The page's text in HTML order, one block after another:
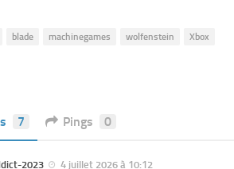
blade machinegames wolfenstein Xbox
7 Pings 0
2023 4 juillet 2026 à 10:12